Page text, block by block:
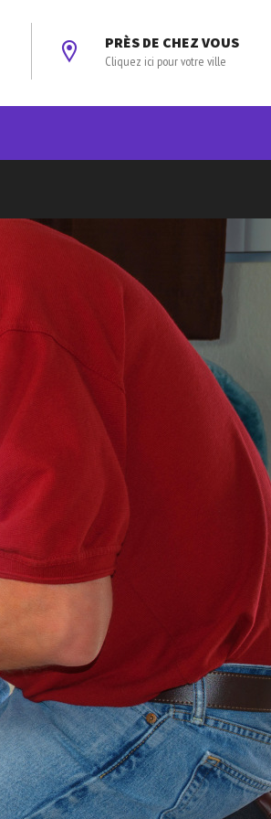
PRÈS DE CHEZ VOUS
Cliquez ici pour votre ville